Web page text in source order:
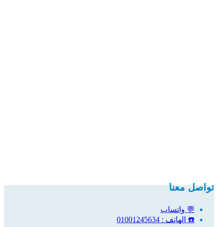
تواصل معنا
💬 واتساب
☎️ الهاتف : 01001245634